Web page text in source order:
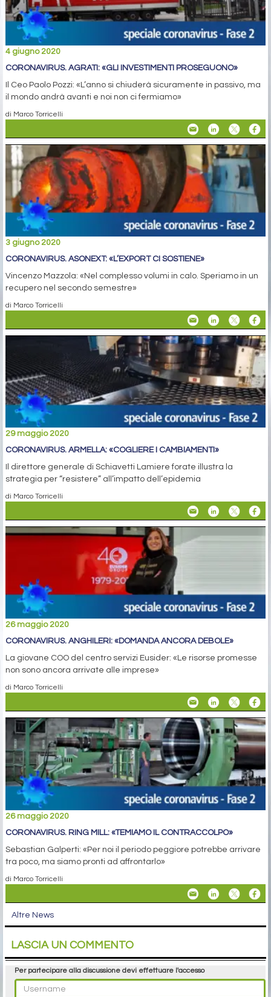
4 giugno 2020
CORONAVIRUS. AGRATI: «GLI INVESTIMENTI PROSEGUONO»
Il Ceo Paolo Pozzi: «L’anno si chiuderà sicuramente in passivo, ma
il mondo andrà avanti e noi non ci fermiamo»
di Marco Torricelli
3 giugno 2020
CORONAVIRUS. ASONEXT: «L’EXPORT CI SOSTIENE»
Vincenzo Mazzola: «Nel complesso volumi in calo. Speriamo in un
recupero nel secondo semestre»
di Marco Torricelli
29 maggio 2020
CORONAVIRUS. ARMELLA: «COGLIERE I CAMBIAMENTI»
Il direttore generale di Schiavetti Lamiere forate illustra la
strategia per “resistere” all’impatto dell’epidemia
di Marco Torricelli
26 maggio 2020
CORONAVIRUS. ANGHILERI: «DOMANDA ANCORA DEBOLE»
La giovane COO del centro servizi Eusider: «Le risorse promesse
non sono ancora arrivate alle imprese»
di Marco Torricelli
26 maggio 2020
CORONAVIRUS. RING MILL: «TEMIAMO IL CONTRACCOLPO»
Sebastian Galperti: «Per noi il periodo peggiore potrebbe arrivare
tra poco, ma siamo pronti ad affrontarlo»
di Marco Torricelli
Altre News
LASCIA UN COMMENTO
Per partecipare alla discussione devi effettuare l'accesso